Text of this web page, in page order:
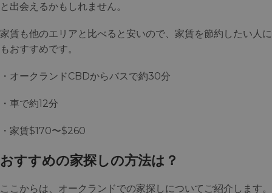
と出会えるかもしれません。
家賃も他のエリアと比べると安いので、家賃を節約したい人に
もおすすめです。
・オークランドCBDからバスで約30分
・車で約12分
・家賃$170〜$260
おすすめの家探しの方法は？
ここからは、オークランドでの家探しについてご紹介します。